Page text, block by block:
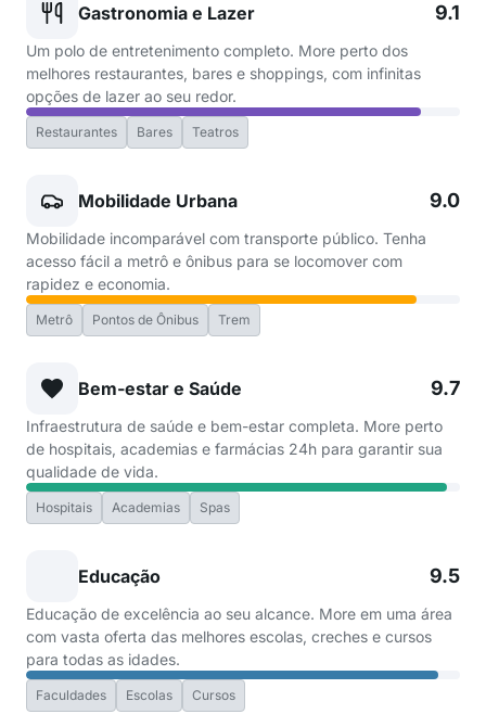
Gastronomia e Lazer 9.1
Um polo de entretenimento completo. More perto dos
melhores restaurantes, bares e shoppings, com infinitas
opções de lazer ao seu redor.
Restaurantes Bares Teatros
Mobilidade Urbana 9.0
Mobilidade incomparável com transporte público. Tenha
acesso fácil a metrô e ônibus para se locomover com
rapidez e economia.
Metrô Pontos de Ônibus Trem
Bem-estar e Saúde 9.7
Infraestrutura de saúde e bem-estar completa. More perto
de hospitais, academias e farmácias 24h para garantir sua
qualidade de vida.
Hospitais Academias Spas
Educação 9.5
Educação de excelência ao seu alcance. More em uma área
com vasta oferta das melhores escolas, creches e cursos
para todas as idades.
Faculdades Escolas Cursos